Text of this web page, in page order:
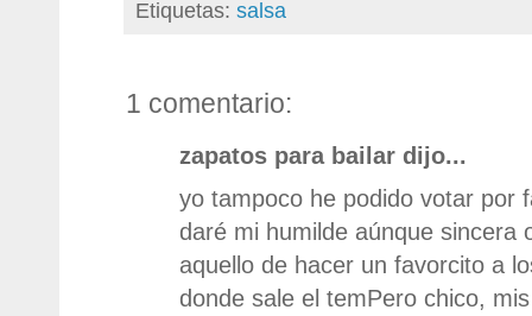
Etiquetas: salsa
1 comentario:
zapatos para bailar dijo...
yo tampoco he podido votar por
daré mi humilde aúnque sincera
aquello de hacer un favorcito a
donde sale el temPero chico,